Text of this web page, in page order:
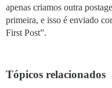
apenas criamos outra
primeira, e isso é enviado
First Post”.
Tópicos relacionados